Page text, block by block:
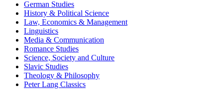
German Studies
History & Political Science
Law, Economics & Management
Linguistics
Media & Communication
Romance Studies
Science, Society and Culture
Slavic Studies
Theology & Philosophy
Peter Lang Classics